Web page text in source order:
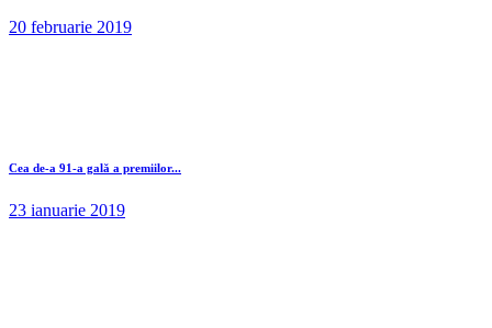
20 februarie 2019
Cea de-a 91-a gală a premiilor...
23 ianuarie 2019